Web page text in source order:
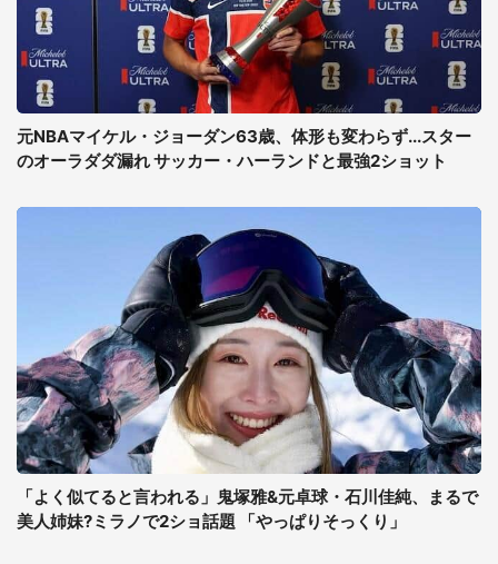
元NBAマイケル・ジョーダン63歳、体形も変わらず...スター
のオーラダダ漏れ サッカー・ハーランドと最強2ショット
「よく似てると言われる」鬼塚雅&元卓球・石川佳純、まるで
美人姉妹?ミラノで2ショ話題 「やっぱりそっくり」